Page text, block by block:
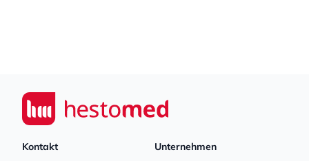
Seiwert GmbH
Kontakt
Unternehmen